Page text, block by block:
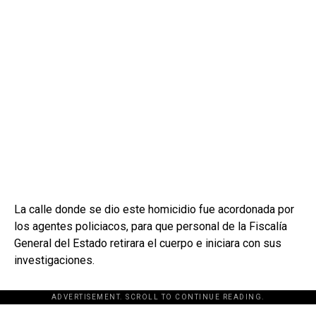
La calle donde se dio este homicidio fue acordonada por
los agentes policiacos, para que personal de la Fiscalía
General del Estado retirara el cuerpo e iniciara con sus
investigaciones.
ADVERTISEMENT. SCROLL TO CONTINUE READING.
[adsforwp id="243463"]